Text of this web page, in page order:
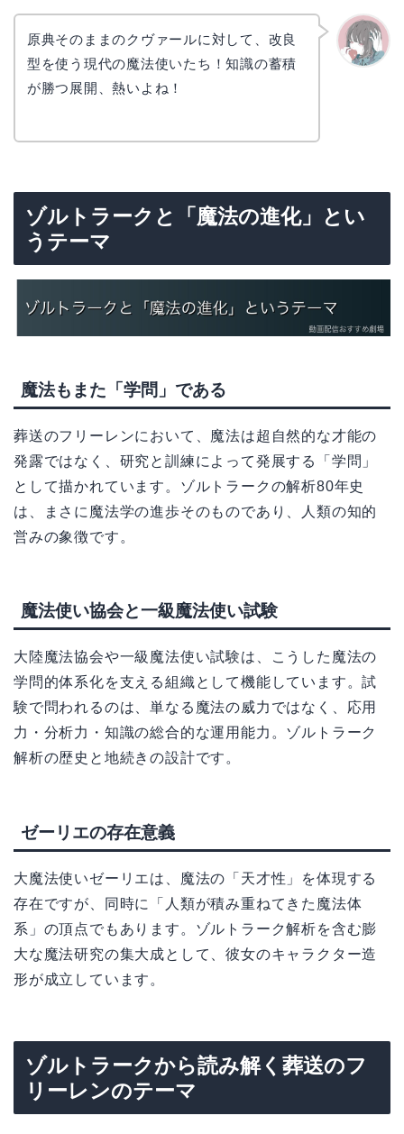
原典そのままのクヴァールに対して、改良
型を使う現代の魔法使いたち！知識の蓄積
が勝つ展開、熱いよね！
ゾルトラークと「魔法の進化」とい
うテーマ
魔法もまた「学問」である
葬送のフリーレンにおいて、魔法は超自然的な才能の
発露ではなく、研究と訓練によって発展する「学問」
として描かれています。ゾルトラークの解析80年史
は、まさに魔法学の進歩そのものであり、人類の知的
営みの象徴です。
魔法使い協会と一級魔法使い試験
大陸魔法協会や一級魔法使い試験は、こうした魔法の
学問的体系化を支える組織として機能しています。試
験で問われるのは、単なる魔法の威力ではなく、応用
力・分析力・知識の総合的な運用能力。ゾルトラーク
解析の歴史と地続きの設計です。
ゼーリエの存在意義
大魔法使いゼーリエは、魔法の「天才性」を体現する
存在ですが、同時に「人類が積み重ねてきた魔法体
系」の頂点でもあります。ゾルトラーク解析を含む膨
大な魔法研究の集大成として、彼女のキャラクター造
形が成立しています。
ゾルトラークから読み解く葬送のフ
リーレンのテーマ